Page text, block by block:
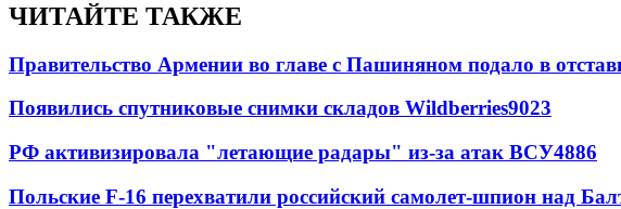
ЧИТАЙТЕ ТАКЖЕ
Правительство Армении во главе с Пашиняном подало в
Появились спутниковые снимки складов Wildberries9023
РФ активизировала "летающие радары" из-за атак ВСУ4886
Польские F-16 перехватили российский самолет-шпион над